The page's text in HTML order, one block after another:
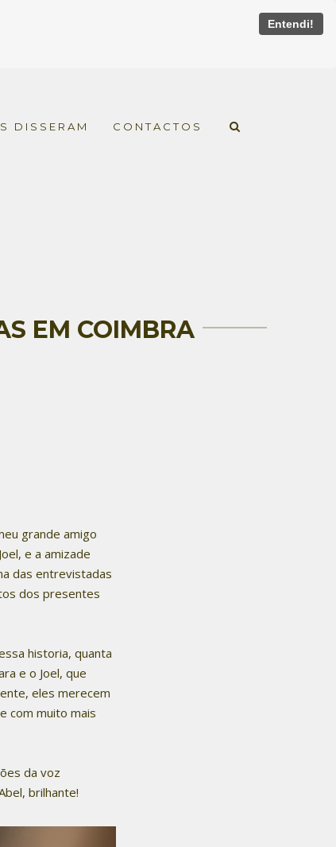
Entendi!
DISSERAM CONTACTOS
EM COIMBRA
grande amigo
e a amizade
das entrevistadas
dos presentes
historia, quanta
e o Joel, que
eles merecem
com muito mais
da voz
brilhante!